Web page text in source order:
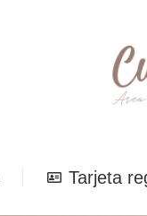
Tarjeta